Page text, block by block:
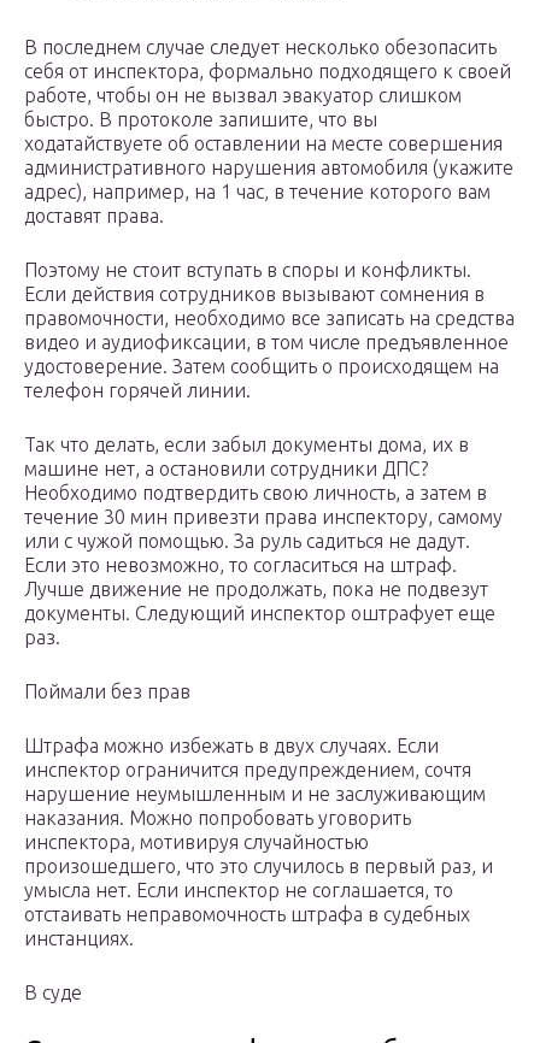
В последнем случае следует несколько обезопасить
себя от инспектора, формально подходящего к своей
работе, чтобы он не вызвал эвакуатор слишком
быстро. В протоколе запишите, что вы
ходатайствуете об оставлении на месте совершения
административного нарушения автомобиля (укажите
адрес), например, на 1 час, в течение которого вам
доставят права.
Поэтому не стоит вступать в споры и конфликты.
Если действия сотрудников вызывают сомнения в
правомочности, необходимо все записать на средства
видео и аудиофиксации, в том числе предъявленное
удостоверение. Затем сообщить о происходящем на
телефон горячей линии.
Так что делать, если забыл документы дома, их в
машине нет, а остановили сотрудники ДПС?
Необходимо подтвердить свою личность, а затем в
течение 30 мин привезти права инспектору, самому
или с чужой помощью. За руль садиться не дадут.
Если это невозможно, то согласиться на штраф.
Лучше движение не продолжать, пока не подвезут
документы. Следующий инспектор оштрафует еще
раз.
Поймали без прав
Штрафа можно избежать в двух случаях. Если
инспектор ограничится предупреждением, сочтя
нарушение неумышленным и не заслуживающим
наказания. Можно попробовать уговорить
инспектора, мотивируя случайностью
произошедшего, что это случилось в первый раз, и
умысла нет. Если инспектор не соглашается, то
отстаивать неправомочность штрафа в судебных
инстанциях.
В суде